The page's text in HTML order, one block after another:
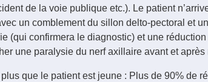
de la voie publique etc.). Le patient
un comblement du sillon delto-pectoral et
(qui confirmera le diagnostic) et une
une paralysie du nerf axillaire avant et après
que le patient est jeune : Plus de 90% de